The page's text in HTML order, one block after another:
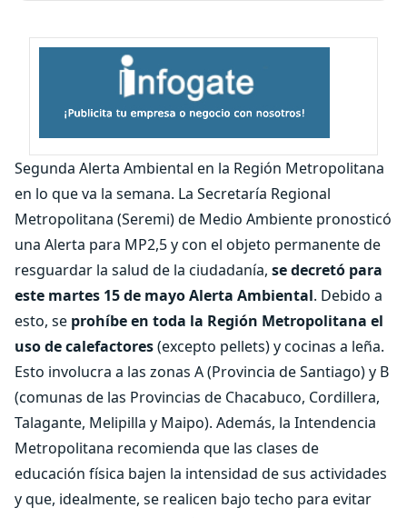
Segunda Alerta Ambiental en la Región Metropolitana
en lo que va la semana. La Secretaría Regional
Metropolitana (Seremi) de Medio Ambiente pronosticó
una Alerta para MP2,5 y con el objeto permanente de
resguardar la salud de la ciudadanía, se decretó para
este martes 15 de mayo Alerta Ambiental. Debido a
esto, se prohíbe en toda la Región Metropolitana el
uso de calefactores(excepto pellets) y cocinas a leña.
Esto involucra a las zonas A (Provincia de Santiago) y B
(comunas de las Provincias de Chacabuco, Cordillera,
Talagante, Melipilla y Maipo). Además, la Intendencia
Metropolitana recomienda que las clases de
educación física bajen la intensidad de sus actividades
y que, idealmente, se realicen bajo techo para evitar